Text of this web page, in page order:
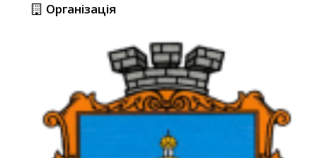
Організація